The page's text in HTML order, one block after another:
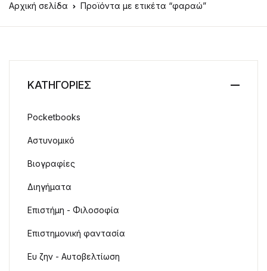
Αρχική σελίδα Προϊόντα με ετικέτα “φαραώ”
ΚΑΤΗΓΟΡΙΕΣ
Pocketbooks
Αστυνομικό
Βιογραφίες
Διηγήματα
Επιστήμη - Φιλοσοφία
Επιστημονική φαντασία
Ευ ζην - Αυτοβελτίωση